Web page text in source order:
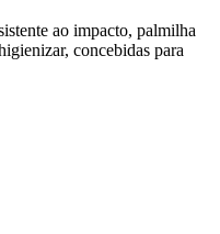
ao impacto, palmilha
concebidas para